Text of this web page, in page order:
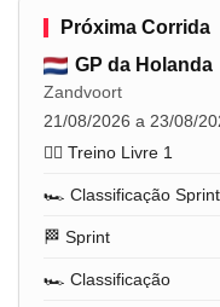
Próxima Corrida
GP da Holanda
Zandvoort
21/08/2026 a 23/08/
🏋️‍♂️ Treino Livre 1
🏎️ Classificação Sprint
🏁 Sprint
🏎️ Classificação